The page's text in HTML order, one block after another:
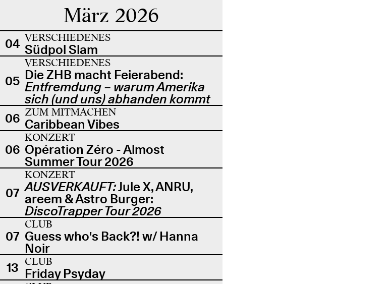
März 2026
04 VERSCHIEDENES
Südpol Slam
05
VERSCHIEDENES
Die ZHB macht Feierabend:
Entfremdung – warum Amerika
sich (und uns) abhanden kommt
06 ZUM MITMACHEN
Caribbean Vibes
06
KONZERT
Opération Zéro - Almost
Summer Tour 2026
07
KONZERT
AUSVERKAUFT:Jule X, ANRU,
areem & Astro Burger:
DiscoTrapper Tour 2026
07
CLUB
Guess who's Back?! w/ Hanna
Noir
13 CLUB
Friday Psyday